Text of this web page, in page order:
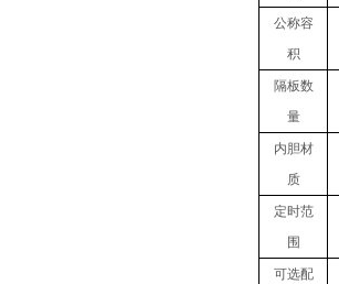
公称容
积
隔板数
量
内胆材
质
定时范
围
可选配